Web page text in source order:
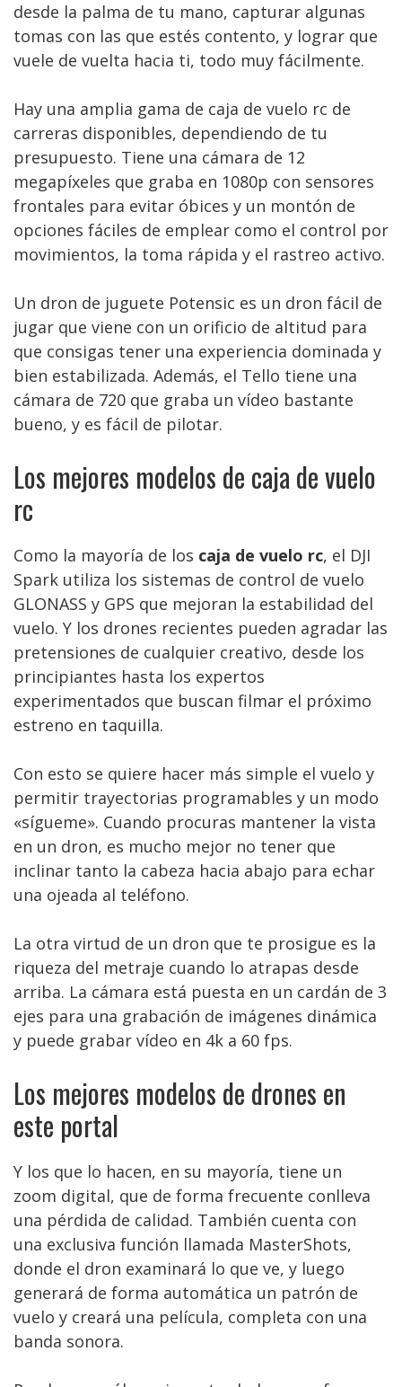
desde la palma de tu mano, capturar algunas
tomas con las que estés contento, y lograr que
vuele de vuelta hacia ti, todo muy fácilmente.
Hay una amplia gama de caja de vuelo rc de
carreras disponibles, dependiendo de tu
presupuesto. Tiene una cámara de 12
megapíxeles que graba en 1080p con sensores
frontales para evitar óbices y un montón de
opciones fáciles de emplear como el control por
movimientos, la toma rápida y el rastreo activo.
Un dron de juguete Potensic es un dron fácil de
jugar que viene con un orificio de altitud para
que consigas tener una experiencia dominada y
bien estabilizada. Además, el Tello tiene una
cámara de 720 que graba un vídeo bastante
bueno, y es fácil de pilotar.
Los mejores modelos de caja de vuelo
rc
Como la mayoría de los caja de vuelo rc, el DJI
Spark utiliza los sistemas de control de vuelo
GLONASS y GPS que mejoran la estabilidad del
vuelo. Y los drones recientes pueden agradar las
pretensiones de cualquier creativo, desde los
principiantes hasta los expertos
experimentados que buscan filmar el próximo
estreno en taquilla.
Con esto se quiere hacer más simple el vuelo y
permitir trayectorias programables y un modo
«sígueme». Cuando procuras mantener la vista
en un dron, es mucho mejor no tener que
inclinar tanto la cabeza hacia abajo para echar
una ojeada al teléfono.
La otra virtud de un dron que te prosigue es la
riqueza del metraje cuando lo atrapas desde
arriba. La cámara está puesta en un cardán de 3
ejes para una grabación de imágenes dinámica
y puede grabar vídeo en 4k a 60 fps.
Los mejores modelos de drones en
este portal
Y los que lo hacen, en su mayoría, tiene un
zoom digital, que de forma frecuente conlleva
una pérdida de calidad. También cuenta con
una exclusiva función llamada MasterShots,
donde el dron examinará lo que ve, y luego
generará de forma automática un patrón de
vuelo y creará una película, completa con una
banda sonora.